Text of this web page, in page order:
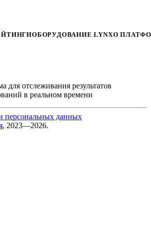
ОБОРУДОВАНИЕ LYNXО
для отслеживания результатов
в реальном времени
персональных данных
, 2023—2026.